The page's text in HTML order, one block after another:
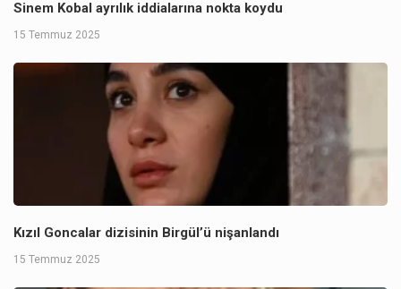
Sinem Kobal ayrılık iddialarına nokta koydu
15 Temmuz 2025
Kızıl Goncalar dizisinin Birgül’ü nişanlandı
15 Temmuz 2025